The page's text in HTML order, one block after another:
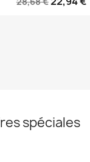
spéciales